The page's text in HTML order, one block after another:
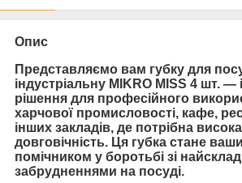
Опис
Представляємо вам губку для
індустріальну MIKRO MISS 4 шт. —
рішення для професійного
харчової промисловості, кафе,
інших закладів, де потрібна
довговічність. Ця губка стане
помічником у боротьбі зі
забрудненнями на посуді.